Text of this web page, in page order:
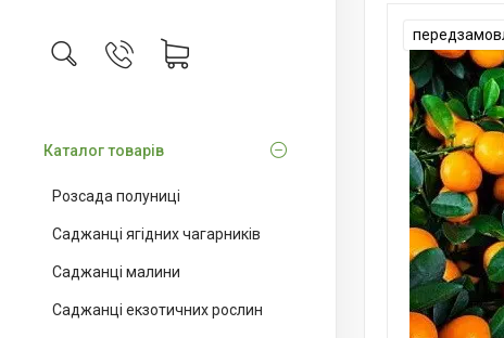
Каталог товарів
Розсада полуниці
Саджанці ягідних чагарників
Саджанці малини
Саджанці екзотичних рослин